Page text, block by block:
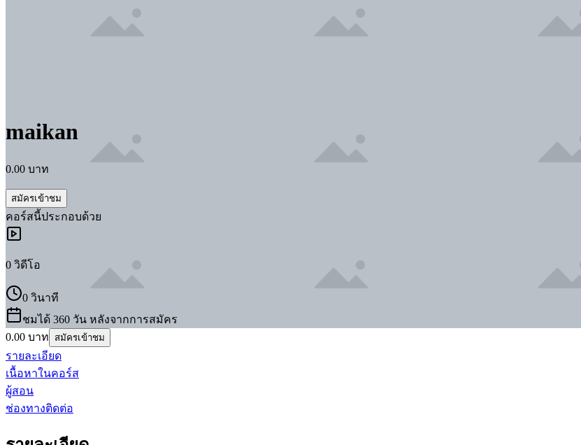
maikan
0.00 บาท
สมัครเข้าชม
คอร์สนี้ประกอบด้วย
0 วิดีโอ
0 วินาที
ชมได้ 360 วัน หลังจากการสมัคร
0.00 บาท สมัครเข้าชม
รายละเอียด
เนื้อหาในคอร์ส
ผู้สอน
ช่องทางติดต่อ